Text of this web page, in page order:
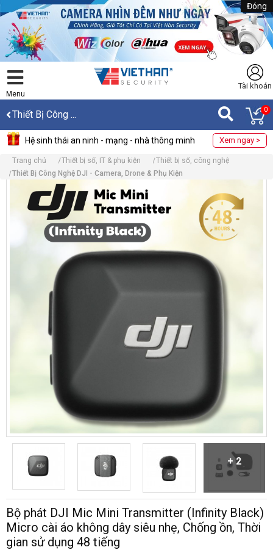
Đóng
Menu
Tài khoản
Thiết Bị Công ... 0
Hệ sinh thái an ninh - mạng - nhà thông minh Xem ngay >
Trang chủ Thiết bị số, IT & phụ kiện
Thiết bị số, công nghệ
Thiết Bị Công Nghệ DJI - Camera, Drone & Phụ Kiện
+ 2
Bộ phát DJI Mic Mini Transmitter (Infinity Black)
Micro cài áo không dây siêu nhẹ, Chống ồn, Thời
gian sử dụng 48 tiếng